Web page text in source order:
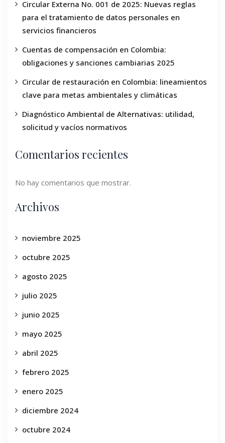
Circular Externa No. 001 de 2025: Nuevas reglas
para el tratamiento de datos personales en
servicios financieros
Cuentas de compensación en Colombia:
obligaciones y sanciones cambiarias 2025
Circular de restauración en Colombia: lineamientos
clave para metas ambientales y climáticas
Diagnóstico Ambiental de Alternativas: utilidad,
solicitud y vacíos normativos
Comentarios recientes
No hay comentarios que mostrar.
Archivos
noviembre 2025
octubre 2025
agosto 2025
julio 2025
junio 2025
mayo 2025
abril 2025
febrero 2025
enero 2025
diciembre 2024
octubre 2024